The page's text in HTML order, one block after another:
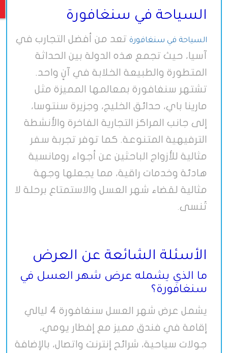
السياحة في سنغافورة
السياحة في سنغافورة تعد من أفضل التجارب في
آسيا، حيث تجمع هذه الدولة بين الحداثة
المتطورة والطبيعة الخلابة في آنٍ واحد.
تشتهر سنغافورة بمعالمها المميزة مثل
مارينا باي، حدائق الخليج، وجزيرة سنتوسا،
إلى جانب المراكز التجارية الفاخرة والأنشطة
الترفيهية المتنوعة. كما توفر تجربة سفر
مثالية للأزواج الباحثين عن أجواء رومانسية
هادئة وخدمات راقية، مما يجعلها وجهة
مثالية لقضاء شهر العسل والاستمتاع برحلة لا
تُنسى.
الأسئلة الشائعة عن العرض
ما الذي يشمله عرض شهر العسل في
سنغافورة؟
يشمل عرض شهر العسل سنغافورة 4 ليالي
إقامة في فندق مميز مع إفطار يومي،
جولات سياحية، شرائح إنترنت واتصال، بالإضافة